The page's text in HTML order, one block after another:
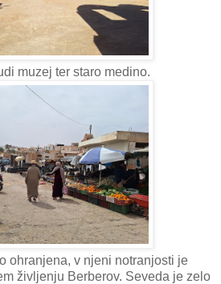
muzej ter staro medino.
ohranjena, v njeni notranjosti je
življenju Berberov. Seveda je zelo